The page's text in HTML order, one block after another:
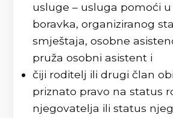
usluge – usluga pomoći u
boravka, organiziranog
smještaja, osobne
pruža osobni asistent i
čiji roditelj ili drugi član
priznato pravo na status
njegovatelja ili status